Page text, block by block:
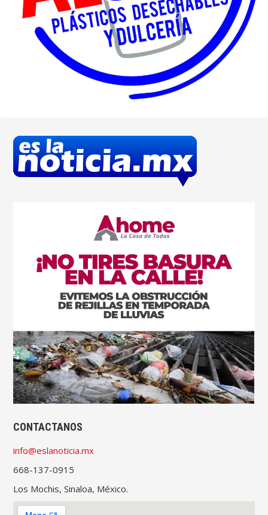
CONTACTANOS
info@eslanoticia.mx
668-137-0915
Los Mochis, Sinaloa, México.